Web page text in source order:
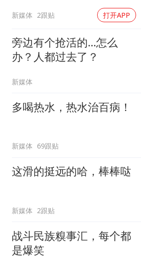
新媒体 2跟贴 打开APP
旁边有个抢活的…怎么
办？人都过去了？
新媒体
多喝热水，热水治百病！
新媒体 69跟贴
这滑的挺远的哈，棒棒哒
新媒体 2跟贴
战斗民族糗事汇，每个都
是爆笑